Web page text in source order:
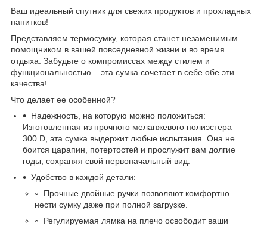
Ваш идеальный спутник для свежих продуктов и прохладных
напитков!
Представляем термосумку, которая станет незаменимым
помощником в вашей повседневной жизни и во время
отдыха. Забудьте о компромиссах между стилем и
функциональностью – эта сумка сочетает в себе обе эти
качества!
Что делает ее особенной?
Надежность, на которую можно положиться:
Изготовленная из прочного меланжевого полиэстера
300 D, эта сумка выдержит любые испытания. Она не
боится царапин, потертостей и прослужит вам долгие
годы, сохраняя свой первоначальный вид.
Удобство в каждой детали:
Прочные двойные ручки позволяют комфортно
нести сумку даже при полной загрузке.
Регулируемая лямка на плечо освободит ваши